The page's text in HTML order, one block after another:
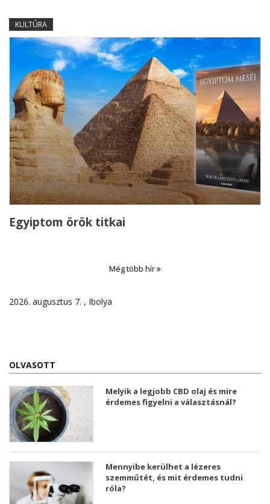
KULTÚRA
Egyiptom örök titkai
Még több hír
2026. augusztus 7. , Ibolya
OLVASOTT
Melyik a legjobb CBD olaj és mire
érdemes figyelni a választásnál?
Mennyibe kerülhet a lézeres
szemműtét, és mit érdemes tudni
róla?